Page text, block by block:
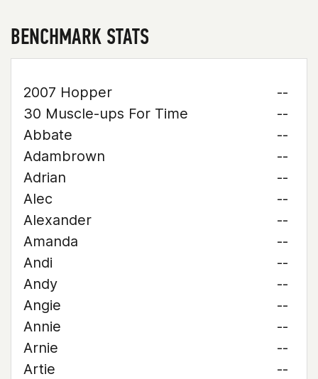
BENCHMARK STATS
2007 Hopper
--
30 Muscle-ups For Time
--
Abbate
--
Adambrown
--
Adrian
--
Alec
--
Alexander
--
Amanda
--
Andi
--
Andy
--
Angie
--
Annie
--
Arnie
--
Artie
--